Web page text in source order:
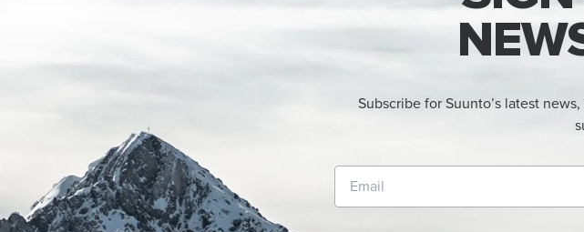
Subscribe for Suunto’s latest